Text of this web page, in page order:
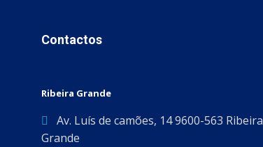
Contactos
Ribeira Grande
Av. Luís de camões, 14 9600-563 Ribeira
Grande